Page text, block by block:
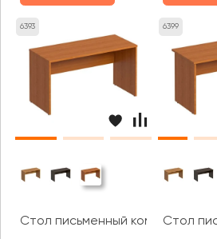
6393
Стол письменный компактный
6399
Стол